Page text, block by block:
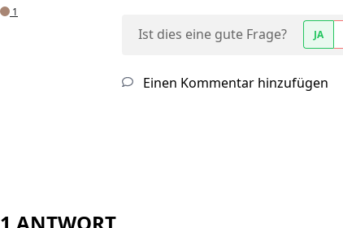
1
Ist dies eine gute Frage? JA
Einen Kommentar hinzufügen